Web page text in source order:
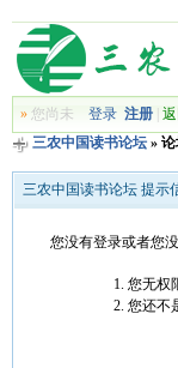
»您尚未 登录 注册|
三农中国读书论坛» 论
三农中国读书论坛 提示
您没有登录或者您
您无权
您还不